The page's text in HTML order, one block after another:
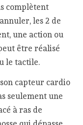
complètent
les 2 de
une action ou
être réalisé
le tactile.
capteur cardio
seulement une
à ras de